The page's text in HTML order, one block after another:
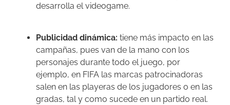
desarrolla el videogame.
Publicidad dinámica: tiene más impacto en las
campañas, pues van de la mano con los
personajes durante todo el juego, por
ejemplo, en FIFA las marcas patrocinadoras
salen en las playeras de los jugadores o en las
gradas, tal y como sucede en un partido real.